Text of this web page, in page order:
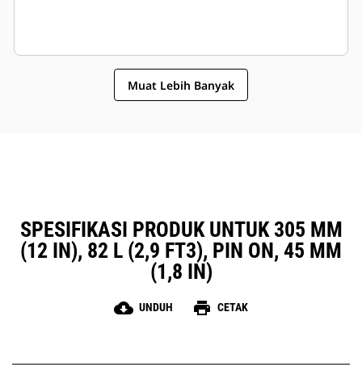
Muat Lebih Banyak
SPESIFIKASI PRODUK UNTUK 305 MM
(12 IN), 82 L (2,9 FT3), PIN ON, 45 MM
(1,8 IN)
cloud_download UNDUH print CETAK